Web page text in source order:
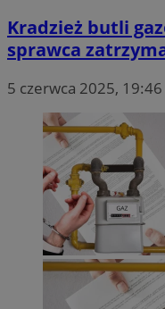
Kradzież butli
sprawca
5 czerwca 2025, 19:46